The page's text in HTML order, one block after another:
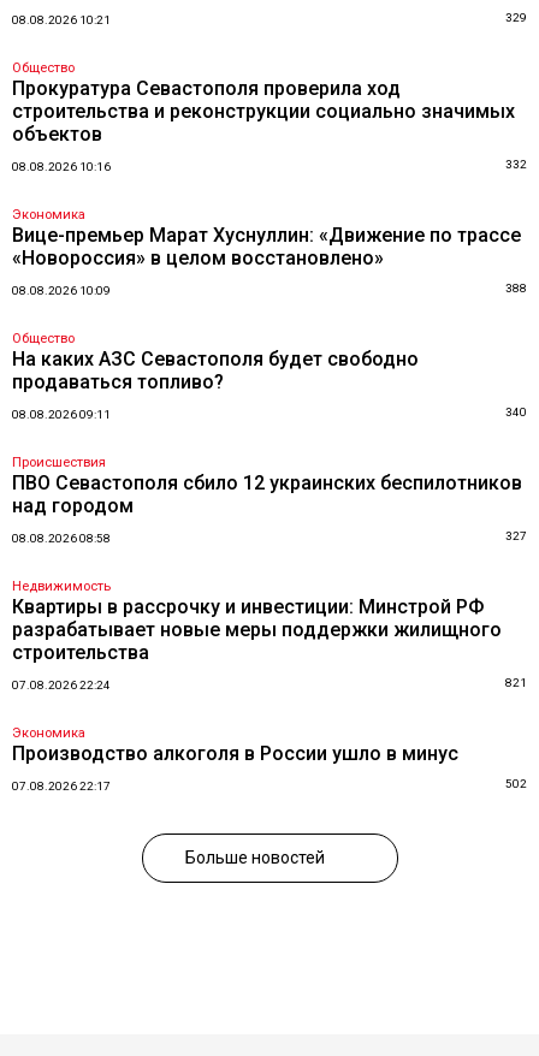
08.08.2026 10:21 329
Общество
Прокуратура Севастополя проверила ход
строительства и реконструкции социально значимых
объектов
08.08.2026 10:16 332
Экономика
Вице-премьер Марат Хуснуллин: «Движение по трассе
«Новороссия» в целом восстановлено»
08.08.2026 10:09 388
Общество
На каких АЗС Севастополя будет свободно
продаваться топливо?
08.08.2026 09:11 340
Происшествия
ПВО Севастополя сбило 12 украинских беспилотников
над городом
08.08.2026 08:58 327
Недвижимость
Квартиры в рассрочку и инвестиции: Минстрой РФ
разрабатывает новые меры поддержки жилищного
строительства
07.08.2026 22:24 821
Экономика
Производство алкоголя в России ушло в минус
07.08.2026 22:17 502
Больше новостей